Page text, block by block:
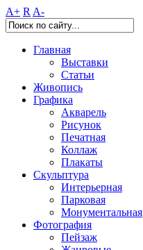
A+ R A-
Главная
Выставки
Статьи
Живопись
Графика
Акварель
Рисунок
Печатная
Коллаж
Плакаты
Скульптура
Интерьерная
Парковая
Монументальная
Фотография
Пейзаж